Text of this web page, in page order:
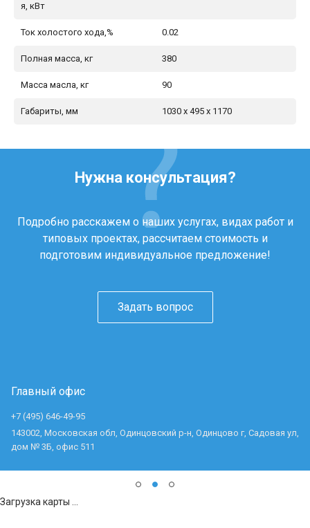
я, кВт
Ток холостого хода,% 0.02
Полная масса, кг 380
Масса масла, кг 90
Габариты, мм 1030 x 495 x 1170
Нужна консультация?
Подробно расскажем о наших услугах, видах работ и
типовых проектах, рассчитаем стоимость и
подготовим индивидуальное предложение!
Задать вопрос
Главный офис
+7 (495) 646-49-95
143002, Московская обл, Одинцовский р-н, Одинцово г, Садовая ул,
дом № 3Б, офис 511
Загрузка карты ...